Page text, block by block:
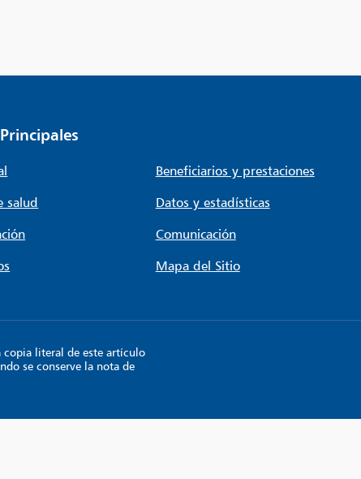
Beneficiarios y prestaciones
salud
Datos y estadísticas
Comunicación
Mapa del Sitio
literal de este artículo
se conserve la nota de